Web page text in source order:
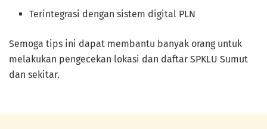
Terintegrasi dengan sistem digital PLN
Semoga tips ini dapat membantu banyak orang untuk
melakukan pengecekan lokasi dan daftar SPKLU Sumut
dan sekitar.